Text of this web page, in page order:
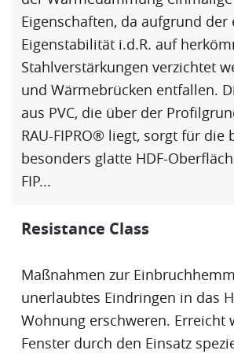
Eigenschaften, da aufgrund der
Eigenstabilität i.d.R. auf
Stahlverstärkungen verzichtet
und Wärmebrücken entfallen.
aus PVC, die über der
RAU-FIPRO® liegt, sorgt für die
besonders glatte HDF-
FIP...
Resistance Class
Maßnahmen zur
unerlaubtes Eindringen in das
Wohnung erschweren. Erreicht
Fenster durch den Einsatz